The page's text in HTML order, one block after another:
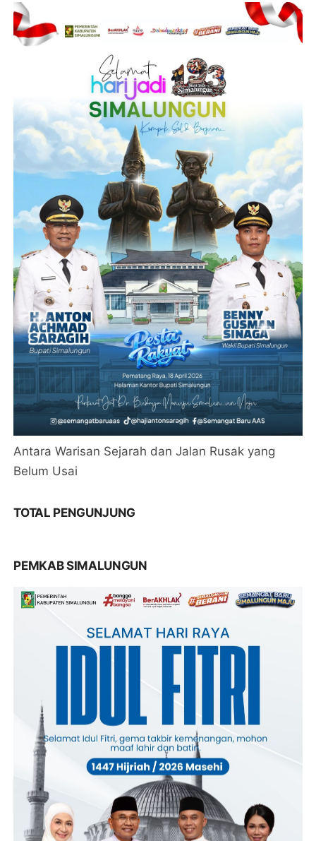
Antara Warisan Sejarah dan Jalan Rusak yang
Belum Usai
TOTAL PENGUNJUNG
PEMKAB SIMALUNGUN